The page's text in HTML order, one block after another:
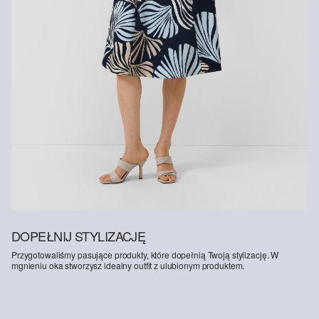
DOPEŁNIJ STYLIZACJĘ
Przygotowaliśmy pasujące produkty, które dopełnią Twoją stylizację. W
mgnieniu oka stworzysz idealny outfit z ulubionym produktem.